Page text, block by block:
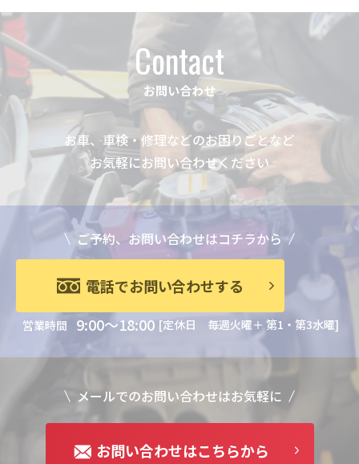
Contact
お問い合わせ
お車、車検・修理などのお困りごとなど
お気軽にお問い合わせください
ご予約、お問い合わせはコチラから
電話でお問い合わせする
営業時間 9:00～18:00 [定休日 毎週火曜＋ 第1・第3水曜]
メールでのお問い合わせはお気軽に
お問い合わせはこちらから